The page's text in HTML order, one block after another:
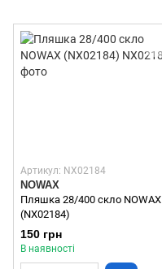
Артикул: NX02184
NOWAX
Пляшка 28/400 скло NOWAX
(NX02184)
150 грн
В наявності